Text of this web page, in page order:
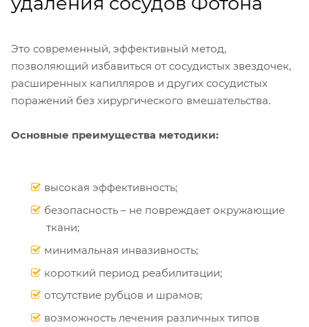
Это современный, эффективный метод,
позволяющий избавиться от сосудистых звездочек,
расширенных капилляров и других сосудистых
поражений без хирургического вмешательства.
Основные преимущества методики:
высокая эффективность;
безопасность – не повреждает окружающие
ткани;
минимальная инвазивность;
короткий период реабилитации;
отсутствие рубцов и шрамов;
возможность лечения различных типов